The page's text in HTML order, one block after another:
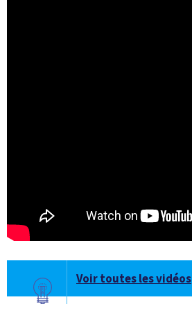
Voir toutes les vidéos